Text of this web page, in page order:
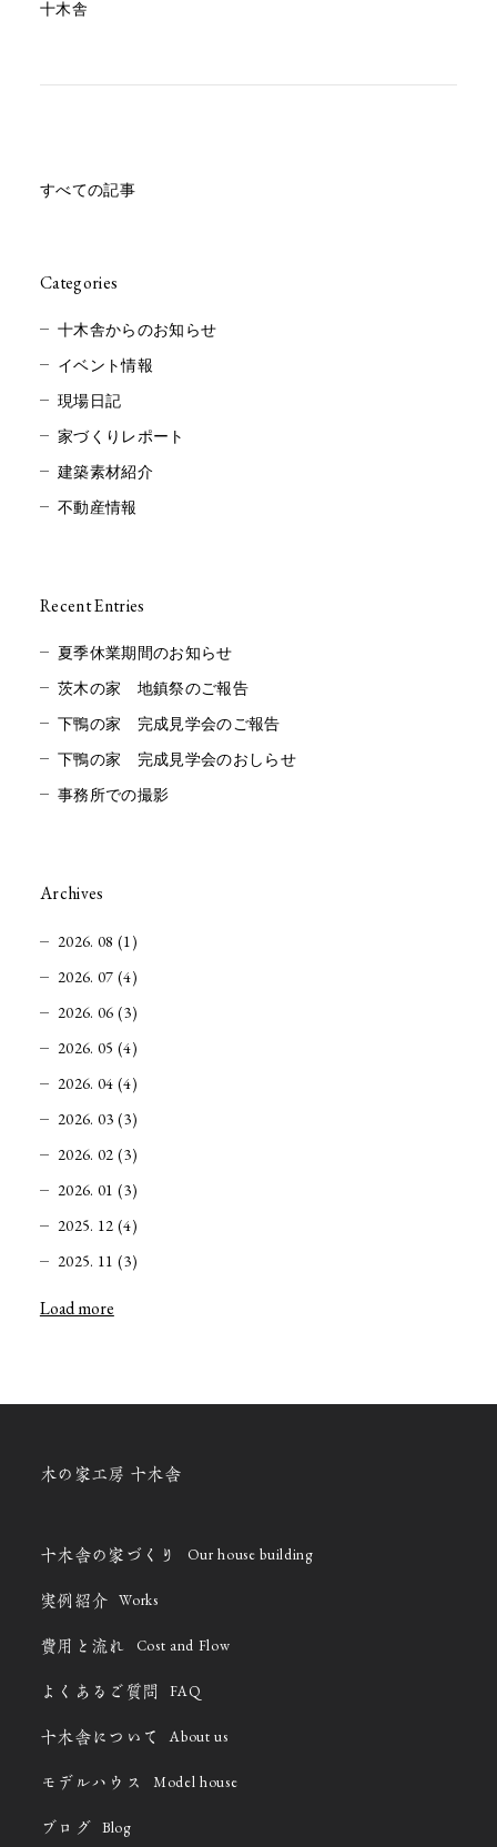
十木舎
すべての記事
Categories
十木舎からのお知らせ
イベント情報
現場日記
家づくりレポート
建築素材紹介
不動産情報
Recent Entries
夏季休業期間のお知らせ
茨木の家 地鎮祭のご報告
下鴨の家 完成見学会のご報告
下鴨の家 完成見学会のおしらせ
事務所での撮影
Archives
2026. 08 (1)
2026. 07 (4)
2026. 06 (3)
2026. 05 (4)
2026. 04 (4)
2026. 03 (3)
2026. 02 (3)
2026. 01 (3)
2025. 12 (4)
2025. 11 (3)
Load more
木の家工房 十木舎
十木舎の家づくり Our house building
実例紹介 Works
費用と流れ Cost and Flow
よくあるご質問 FAQ
十木舎について About us
モデルハウス Model house
ブログ Blog